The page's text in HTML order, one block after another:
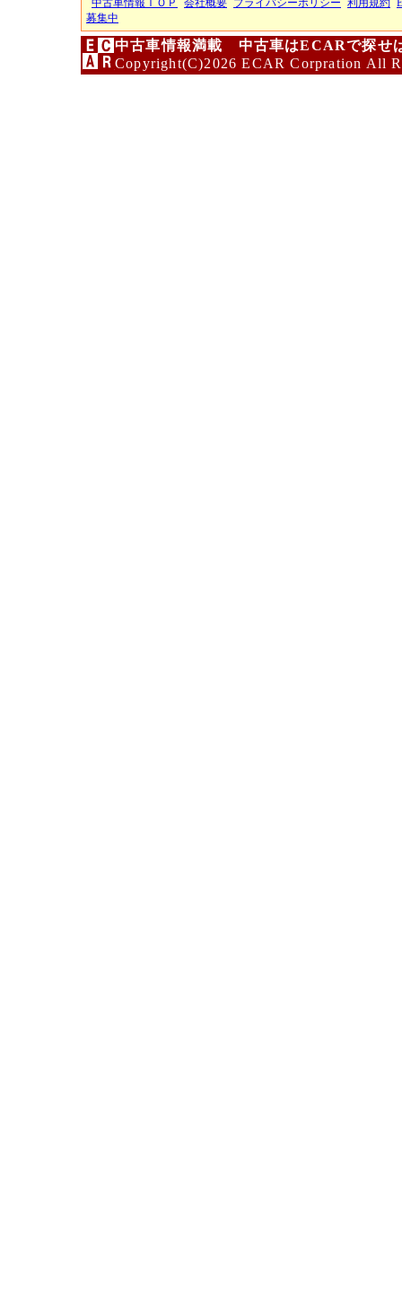
中古車情報ＴＯＰ 会社概要 プライバシーポリシー 利用規約
募集中
中古車情報満載 中古車はECARで探せ
Copyright(C)2026 ECAR Corpration All